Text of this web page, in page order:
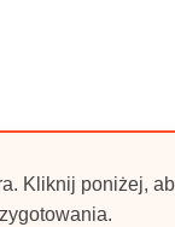
Kliknij poniżej,